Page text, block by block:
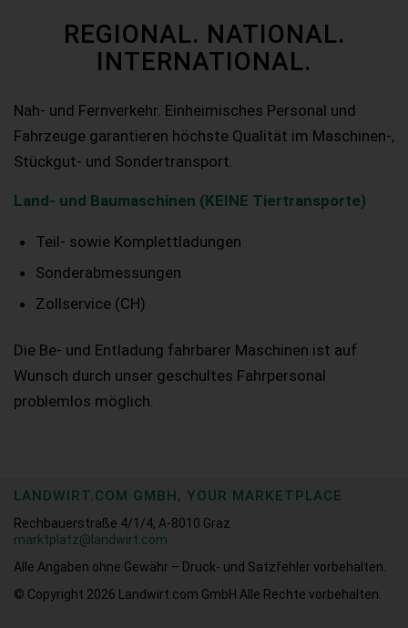
REGIONAL. NATIONAL.
INTERNATIONAL.
Nah- und Fernverkehr. Einheimisches Personal und
Fahrzeuge garantieren höchste Qualität im Maschinen-,
Stückgut- und Sondertransport.
Land- und Baumaschinen (KEINE Tiertransporte)
Teil- sowie Komplettladungen
Sonderabmessungen
Zollservice (CH)
Die Be- und Entladung fahrbarer Maschinen ist auf
Wunsch durch unser geschultes Fahrpersonal
problemlos möglich.
LANDWIRT.COM GMBH, YOUR MARKETPLACE
Rechbauerstraße 4/1/4, A-8010 Graz
marktplatz@landwirt.com
Alle Angaben ohne Gewähr – Druck- und Satzfehler vorbehalten.
© Copyright 2026
Landwirt.com GmbH Alle Rechte vorbehalten.